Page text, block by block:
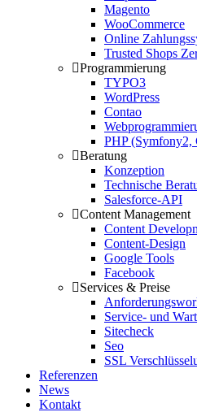
Magento
WooCommerce
Online
Trusted Shops
Programmierung
TYPO3
WordPress
Contao
PHP (Symfony2,
Beratung
Konzeption
Technische
Salesforce-API
Content Management
Content
Content-Design
Google Tools
Facebook
Services & Preise
Service- und
Sitecheck
Seo
SSL
Referenzen
News
Kontakt